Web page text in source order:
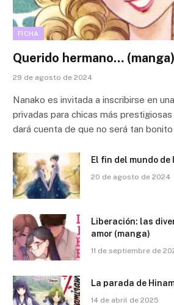
FICHA
Querido hermano… (manga)
29 de agosto de 2024
Nanako es invitada a inscribirse en
privadas para chicas más
dará cuenta de que no será tan
El fin del mundo
20 de agosto de 2024
Liberación: las
amor (manga)
11 de septiembre de
La parada de
14 de abril de 2025